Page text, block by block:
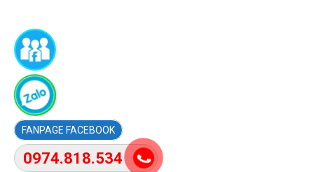
0974.818.534
FACEBOOK